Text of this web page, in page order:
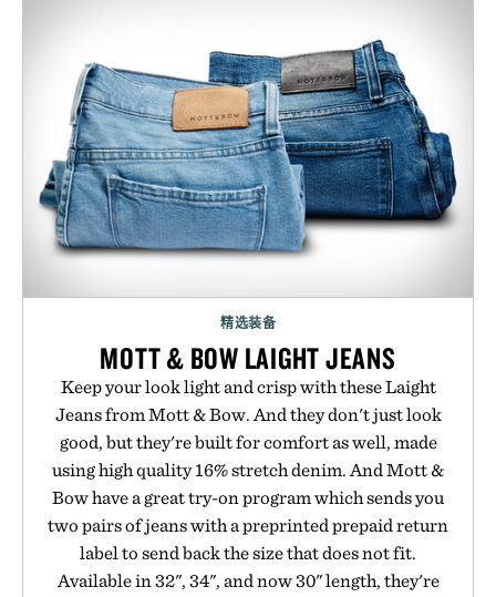
精选装备
MOTT & BOW LAIGHT JEANS
Keep your look light and crisp with these Laight
Jeans from Mott & Bow. And they don't just look
good, but they're built for comfort as well, made
using high quality 16% stretch denim. And Mott &
Bow have a great try-on program which sends you
two pairs of jeans with a preprinted prepaid return
label to send back the size that does not fit.
Available in 32", 34", and now 30" length, they're